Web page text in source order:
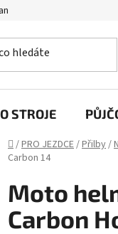
osobních údajů
STROJE
Domů
/PRO JEZDCE/Přilby/
Carbon 14
Moto
Carbon